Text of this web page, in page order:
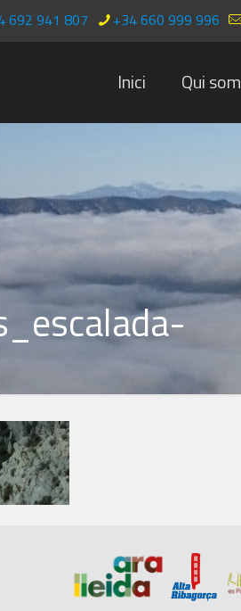
692 941 807 +34 660 999 996
Inici Qui som